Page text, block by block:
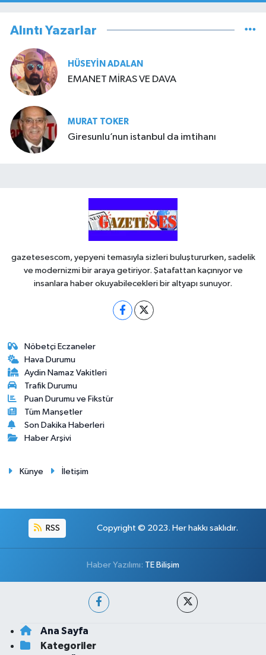
Alıntı Yazarlar
HÜSEYIN ADALAN
EMANET MİRAS VE DAVA
MURAT TOKER
Giresunlu’nun istanbul da imtihanı
gazetesescom, yepyeni temasıyla sizleri buluştururken, sadelik
ve modernizmi bir araya getiriyor. Şatafattan kaçınıyor ve
insanlara haber okuyabilecekleri bir altyapı sunuyor.
Nöbetçi Eczaneler
Hava Durumu
Aydin Namaz Vakitleri
Trafik Durumu
Puan Durumu ve Fikstür
Tüm Manşetler
Son Dakika Haberleri
Haber Arşivi
Künye İletişim
RSS Copyright © 2023. Her hakkı saklıdır.
Haber Yazılımı: TE Bilişim
Ana Sayfa
Kategoriler